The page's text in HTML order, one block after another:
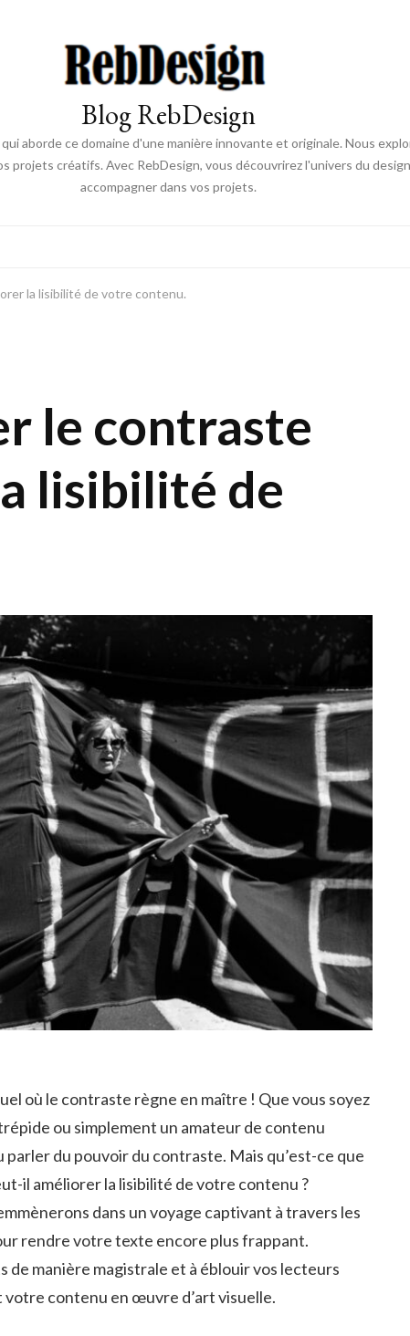
Blog RebDesign
aborde ce domaine d'une manière innovante et originale. Nous
projets créatifs. Avec RebDesign, vous découvrirez l'univers du
accompagner dans vos projets.
la lisibilité de votre contenu.
le contraste
lisibilité de
où le contraste ‍règne en ⁢maître ! Que ​vous soyez
ou​ simplement un amateur ⁢de ⁤contenu
du pouvoir ⁤du contraste. Mais qu’est-ce que
il améliorer la lisibilité ‌de‍ votre contenu ?
dans un voyage captivant à⁤ travers⁤ les
‍rendre votre⁣ texte encore plus frappant.⁢
de manière ​magistrale et à éblouir ​vos lecteurs
contenu en œuvre d’art visuelle.